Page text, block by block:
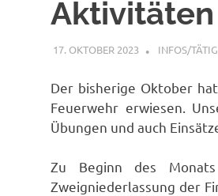
17. OKTOBER 2023 FFWRIETZ
INFOS/
Der bisherige Oktober
Feuerwehr erwiesen.
Übungen und auch
Zu Beginn des
Zweigniederlassung der